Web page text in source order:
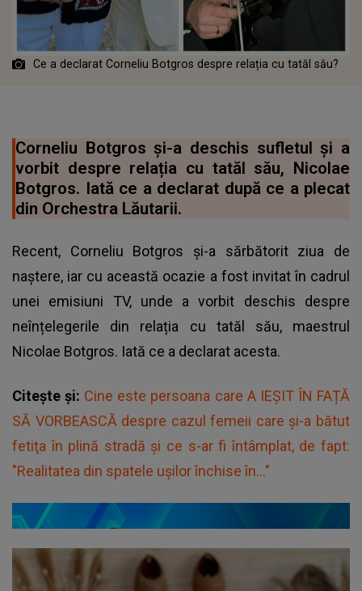
Ce a declarat Corneliu Botgros despre relația cu tatăl său?
Corneliu Botgros și-a deschis sufletul și a
vorbit despre relația cu tatăl său, Nicolae
Botgros. Iată ce a declarat după ce a plecat
din Orchestra Lăutarii.
Recent, Corneliu Botgros și-a sărbătorit ziua de
naștere, iar cu această ocazie a fost invitat în cadrul
unei emisiuni TV, unde a vorbit deschis despre
neînțelegerile din relația cu tatăl său, maestrul
Nicolae Botgros. Iată ce a declarat acesta.
Citește și: Cine este persoana care A IEȘIT ÎN FAȚĂ
SĂ VORBEASCĂ despre cazul femeii care și-a bătut
fetiţa în plină stradă și ce s-ar fi întâmplat, de fapt:
"Realitatea din spatele ușilor închise în..."